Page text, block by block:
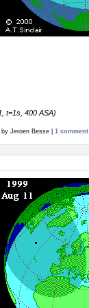
t=1s, 400 ASA)
Jeroen Besse | 1 comment